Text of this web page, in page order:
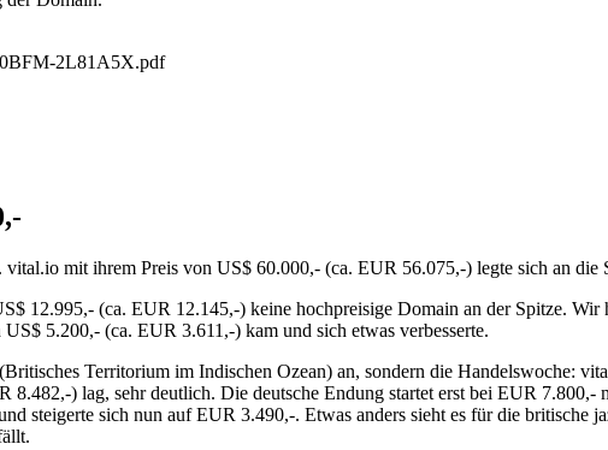
2L81A5X.pdf
mit ihrem Preis von US$ 60.000,- (ca. EUR 56.075,-) legte sich an die
12.995,- (ca. EUR 12.145,-) keine hochpreisige Domain an der Spitze.
5.200,- (ca. EUR 3.611,-) kam und sich etwas verbesserte.
Territorium im Indischen Ozean) an, sondern die Handelswoche:
) lag, sehr deutlich. Die deutsche Endung startet erst bei EUR
steigerte sich nun auf EUR 3.490,-. Etwas anders sieht es für die britische